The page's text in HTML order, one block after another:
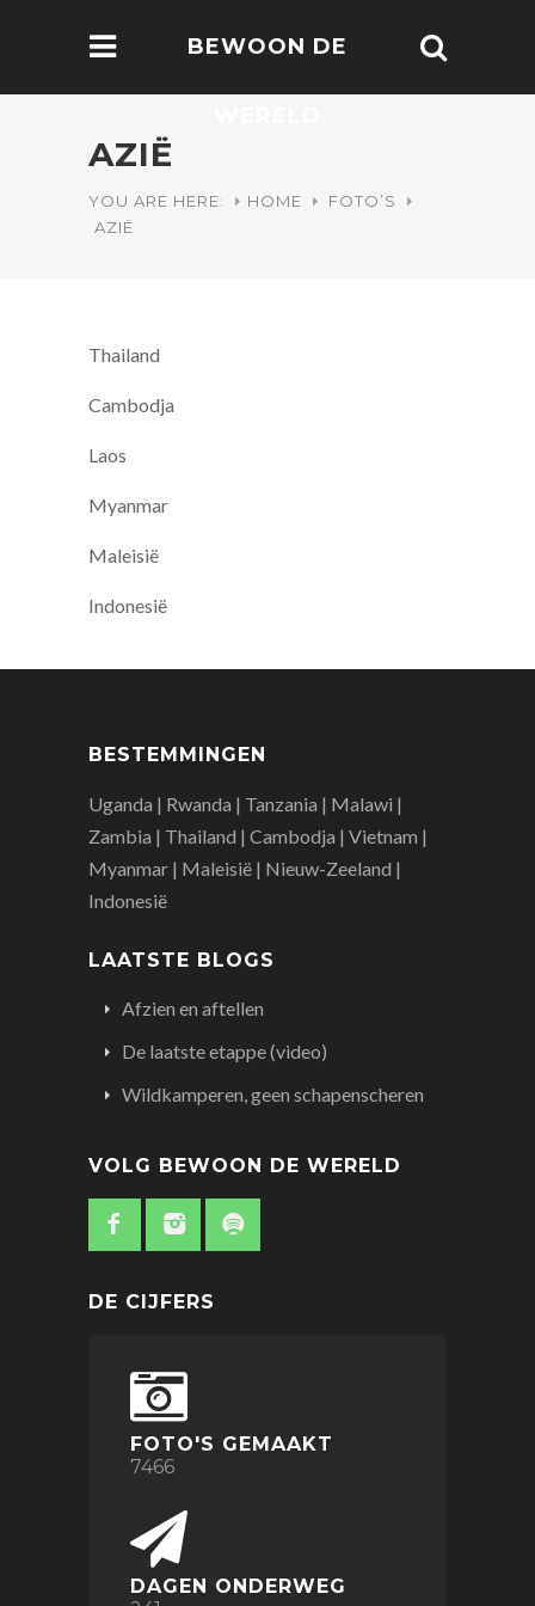
BEWOON DE
AZIË
YOU ARE HERE: HOME
FOTO’S
AZIË
Thailand
Cambodja
Laos
Myanmar
Maleisië
Indonesië
BESTEMMINGEN
Uganda | Rwanda | Tanzania | Malawi |
Zambia | Thailand | Cambodja | Vietnam |
Myanmar | Maleisië | Nieuw-Zeeland |
Indonesië
LAATSTE BLOGS
Afzien en aftellen
De laatste etappe (video)
Wildkamperen, geen schapenscheren
VOLG BEWOON DE WERELD
DE CIJFERS
FOTO'S GEMAAKT
7466
DAGEN ONDERWEG